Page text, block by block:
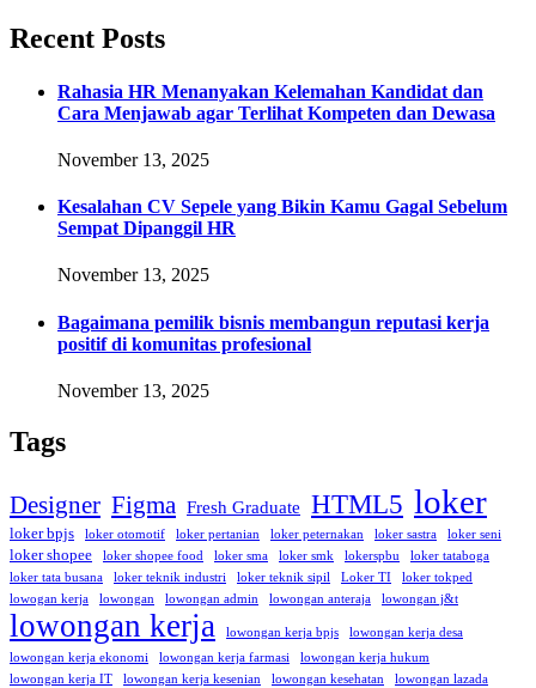
Recent Posts
Rahasia HR Menanyakan Kelemahan Kandidat dan
Cara Menjawab agar Terlihat Kompeten dan Dewasa
November 13, 2025
Kesalahan CV Sepele yang Bikin Kamu Gagal Sebelum
Sempat Dipanggil HR
November 13, 2025
Bagaimana pemilik bisnis membangun reputasi kerja
positif di komunitas profesional
November 13, 2025
Tags
Designer Figma Fresh Graduate HTML5 loker
loker bpjs loker otomotif loker pertanian loker peternakan loker sastra loker seni
loker shopee loker shopee food loker sma loker smk lokerspbu
loker tataboga
loker tata busana
loker teknik industri loker teknik sipil Loker TI
loker tokped
lowogan kerja
lowongan lowongan admin lowongan anteraja lowongan j&t
lowongan kerja lowongan kerja bpjs
lowongan kerja desa
lowongan kerja ekonomi
lowongan kerja farmasi
lowongan kerja hukum
lowongan kerja IT
lowongan kerja kesenian lowongan kesehatan lowongan lazada